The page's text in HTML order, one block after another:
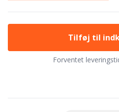
Tilføj til
Forventet